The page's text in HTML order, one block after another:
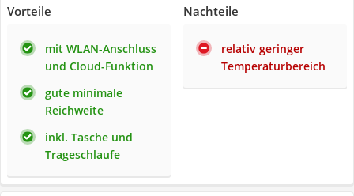
Vorteile
mit WLAN-Anschluss
und Cloud-Funktion
gute minimale
Reichweite
inkl. Tasche und
Trageschlaufe
Nachteile
relativ geringer
Temperaturbereich